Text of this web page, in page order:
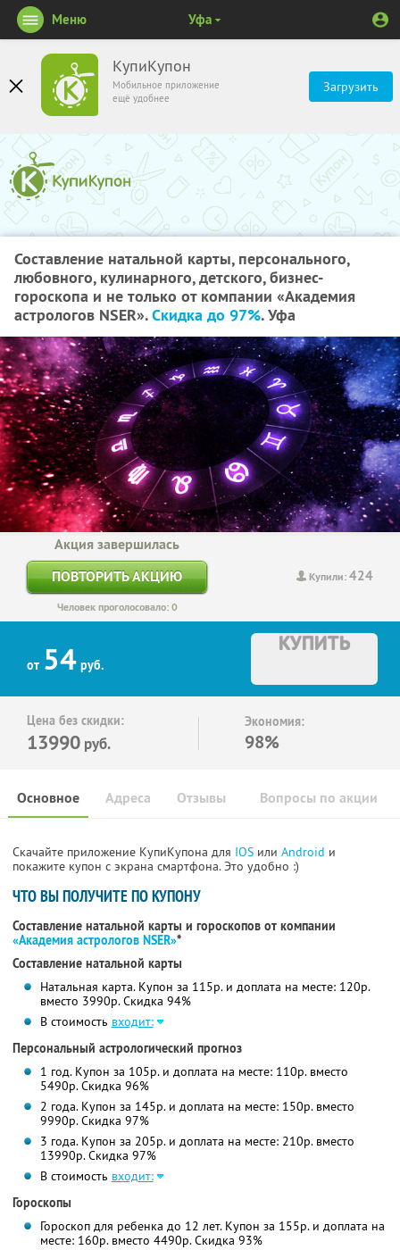
КупиКупон
Мобильное приложение
ещё удобнее
Загрузить
Меню Уфа
Составление натальной карты, персонального,
любовного, кулинарного, детского, бизнес-
гороскопа и не только от компании «Академия
астрологов NSER».Скидка до 97%. Уфа
Купили:424
Акция завершилась
ПОВТОРИТЬ АКЦИЮ
Человек проголосовало: 0
от 54 руб.
КУПИТЬ
Цена без скидки:
13990 руб.
Экономия:
98%
Основное Отзывы Вопросы по акции
Адреса
Скачайте приложение КупиКупона для IOS или Android и
покажите купон с экрана смартфона. Это удобно :)
ЧТО ВЫ ПОЛУЧИТЕ ПО КУПОНУ
Составление натальной карты и гороскопов от компании
«Академия астрологов NSER»*
Составление натальной карты
Натальная карта. Купон за 115р. и доплата на месте: 120р.
вместо 3990р. Скидка 94%
В стоимость входит:
Персональный астрологический прогноз
1 год. Купон за 105р. и доплата на месте: 110р. вместо
5490р. Скидка 96%
2 года. Купон за 145р. и доплата на месте: 150р. вместо
9990р. Скидка 97%
3 года. Купон за 205р. и доплата на месте: 210р. вместо
13990р. Скидка 97%
В стоимость входит:
Гороскопы
Гороскоп для ребенка до 12 лет. Купон за 155р. и доплата на
месте: 160р. вместо 4490р. Скидка 93%